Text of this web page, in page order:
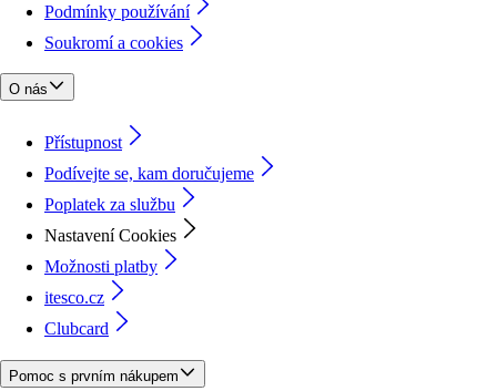
Podmínky používání
Soukromí a cookies
O nás
Přístupnost
Podívejte se, kam doručujeme
Poplatek za službu
Nastavení Cookies
Možnosti platby
itesco.cz
Clubcard
Pomoc s prvním nákupem